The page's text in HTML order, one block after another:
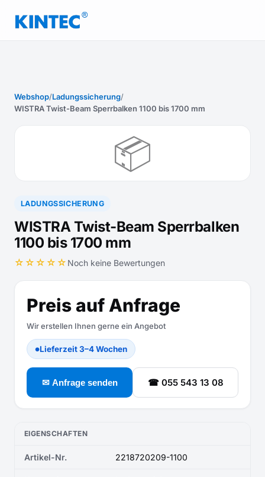
Webshop/Ladungssicherung/
WISTRA Twist-Beam Sperrbalken 1100 bis 1700 mm
📦
LADUNGSSICHERUNG
WISTRA Twist-Beam Sperrbalken
1100 bis 1700 mm
☆☆☆☆☆ Noch keine Bewertungen
Preis auf Anfrage
Wir erstellen Ihnen gerne ein Angebot
●Lieferzeit 3–4 Wochen
✉ Anfrage senden ☎ 055 543 13 08
EIGENSCHAFTEN
Artikel-Nr. 2218720209-1100